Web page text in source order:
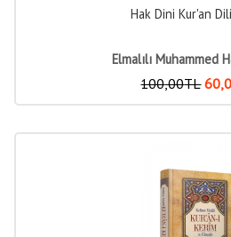
Hak Dini Kur'an
Elmalılı Muhammed
100,00TL 60